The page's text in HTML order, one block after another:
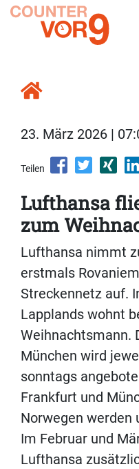
23. März 2026 |
Teilen
Lufthansa
zum
Lufthansa nimmt
erstmals
Streckennetz auf.
Lapplands wohnt
Weihnachtsmann.
München wird
sonntags
Frankfurt und
Norwegen werden
Im Februar und
Lufthansa